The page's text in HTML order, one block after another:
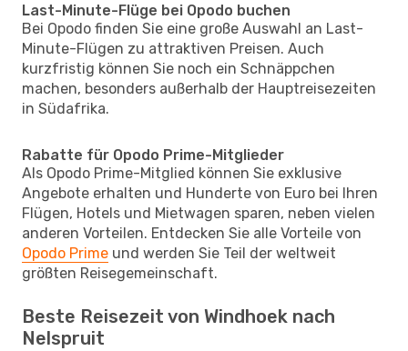
Last-Minute-Flüge bei Opodo buchen
Bei Opodo finden Sie eine große Auswahl an Last-
Minute-Flügen zu attraktiven Preisen. Auch
kurzfristig können Sie noch ein Schnäppchen
machen, besonders außerhalb der Hauptreisezeiten
in Südafrika.
Rabatte für Opodo Prime-Mitglieder
Als Opodo Prime-Mitglied können Sie exklusive
Angebote erhalten und Hunderte von Euro bei Ihren
Flügen, Hotels und Mietwagen sparen, neben vielen
anderen Vorteilen. Entdecken Sie alle Vorteile von
Opodo Prime und werden Sie Teil der weltweit
größten Reisegemeinschaft.
Beste Reisezeit von Windhoek nach
Nelspruit